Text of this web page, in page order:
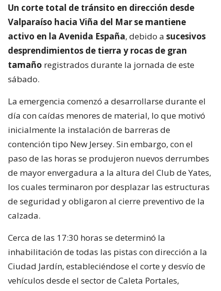
Un corte total de tránsito en dirección desde
Valparaíso hacia Viña del Mar se mantiene
activo en la Avenida España, debido a sucesivos
desprendimientos de tierra y rocas de gran
tamaño registrados durante la jornada de este
sábado.
La emergencia comenzó a desarrollarse durante el
día con caídas menores de material, lo que motivó
inicialmente la instalación de barreras de
contención tipo New Jersey. Sin embargo, con el
paso de las horas se produjeron nuevos derrumbes
de mayor envergadura a la altura del Club de Yates,
los cuales terminaron por desplazar las estructuras
de seguridad y obligaron al cierre preventivo de la
calzada.
Cerca de las 17:30 horas se determinó la
inhabilitación de todas las pistas con dirección a la
Ciudad Jardín, estableciéndose el corte y desvío de
vehículos desde el sector de Caleta Portales,